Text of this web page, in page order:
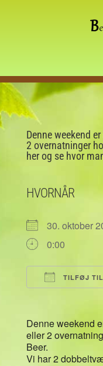
Denne weekend
2 overnatninger
her og se hvor
HVORNÅR
30. oktober
0:00
TILFØJ
Denne weekend
eller 2
Beer.
Vi har 2